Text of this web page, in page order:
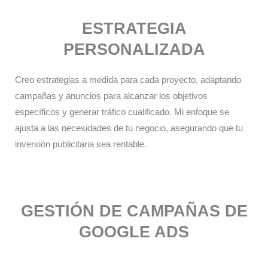
ESTRATEGIA
PERSONALIZADA​
Creo estrategias a medida para cada proyecto, adaptando
campañas y anuncios para alcanzar los objetivos
específicos y generar tráfico cualificado. Mi enfoque se
ajusta a las necesidades de tu negocio, asegurando que tu
inversión publicitaria sea rentable.
GESTIÓN DE CAMPAÑAS DE
GOOGLE ADS